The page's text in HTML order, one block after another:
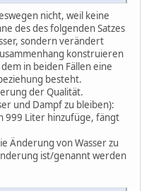
nicht, weil keine
des des folgenden Satzes
sondern verändert
konstruieren
in beiden Fällen eine
besteht.
der Qualität.
und Dampf zu bleiben):
999 Liter hinzufüge, fängt
Änderung von Wasser zu
ist/genannt werden